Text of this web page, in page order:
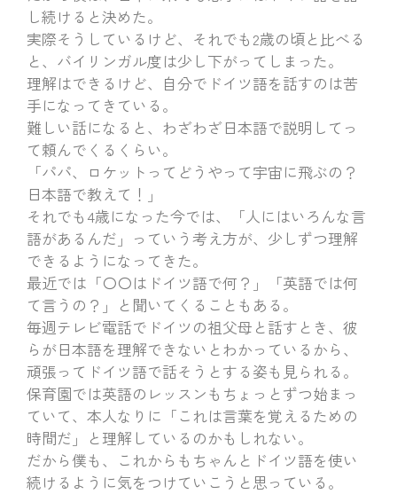
し続けると決めた。
実際そうしているけど、それでも2歳の頃と比べる
と、バイリンガル度は少し下がってしまった。
理解はできるけど、自分でドイツ語を話すのは苦
手になってきている。
難しい話になると、わざわざ日本語で説明してっ
て頼んでくるくらい。
「パパ、ロケットってどうやって宇宙に飛ぶの？
日本語で教えて！」
それでも4歳になった今では、「人にはいろんな言
語があるんだ」っていう考え方が、少しずつ理解
できるようになってきた。
最近では「〇〇はドイツ語で何？」「英語では何
て言うの？」と聞いてくることもある。
毎週テレビ電話でドイツの祖父母と話すとき、彼
らが日本語を理解できないとわかっているから、
頑張ってドイツ語で話そうとする姿も見られる。
保育園では英語のレッスンもちょっとずつ始まっ
ていて、本人なりに「これは言葉を覚えるための
時間だ」と理解しているのかもしれない。
だから僕も、これからもちゃんとドイツ語を使い
続けるように気をつけていこうと思っている。